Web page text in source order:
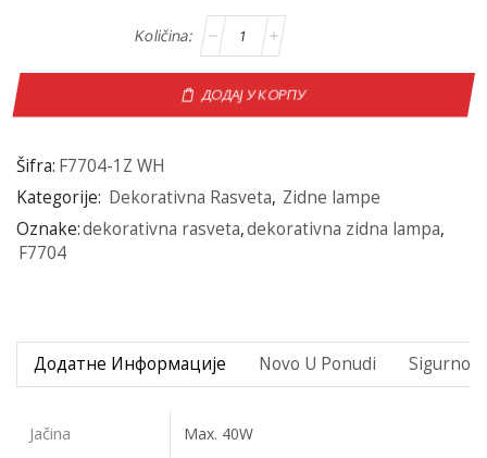
ДОДАЈ У КОРПУ
Šifra: F7704-1Z WH
Kategorije: Dekorativna Rasveta, Zidne lampe
Oznake:dekorativna rasveta,dekorativna zidna lampa,
F7704
Додатне Информације Novo U Ponudi Sigurno
Jačina Max. 40W